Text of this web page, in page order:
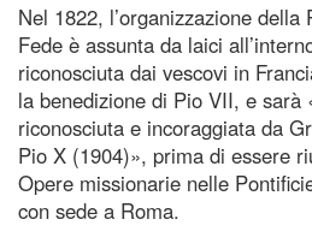
Nel 1822, l’organizzazione della
Fede è assunta da laici
riconosciuta dai vescovi in
la benedizione di Pio VII, e sarà
riconosciuta e incoraggiata da
Pio X (1904)», prima di essere
Opere missionarie nelle
con sede a Roma.